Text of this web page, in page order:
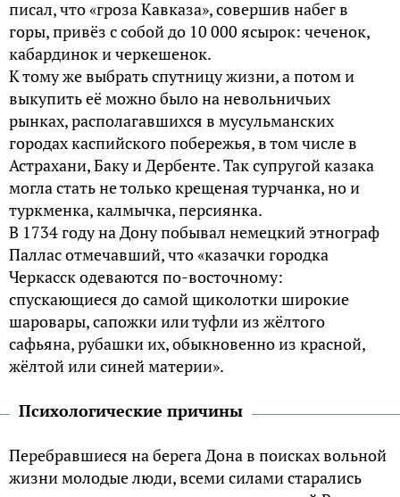
писал, что «гроза Кавказа», совершив набег в
горы, привёз с собой до 10 000 ясырок: чеченок,
кабардинок и черкешенок.
К тому же выбрать спутницу жизни, а потом и
выкупить её можно было на невольничьих
рынках, располагавшихся в мусульманских
городах каспийского побережья, в том числе в
Астрахани, Баку и Дербенте. Так супругой казака
могла стать не только крещеная турчанка, но и
туркменка, калмычка, персиянка.
В 1734 году на Дону побывал немецкий этнограф
Паллас отмечавший, что «казачки городка
Черкасск одеваются по-восточному:
спускающиеся до самой щиколотки широкие
шаровары, сапожки или туфли из жёлтого
сафьяна, рубашки их, обыкновенно из красной,
жёлтой или синей материи».
Психологические причины
Перебравшиеся на берега Дона в поисках вольной
жизни молодые люди, всеми силами старались